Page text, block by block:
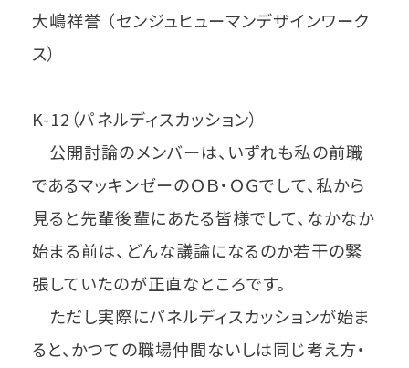
大嶋祥誉 （センジュヒューマンデザインワーク
ス）
K-12（パネルディスカッション）
公開討論のメンバーは、いずれも私の前職
であるマッキンゼーのＯＢ・ＯＧでして、私から
見ると先輩後輩にあたる皆様でして、なかなか
始まる前は、どんな議論になるのか若干の緊
張していたのが正直なところです。
ただし実際にパネルディスカッションが始ま
ると、かつての職場仲間ないしは同じ考え方・